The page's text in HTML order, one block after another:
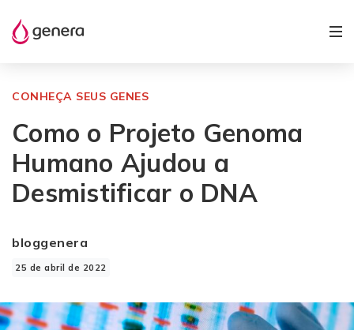
CONHEÇA SEUS GENES
Como o Projeto Genoma
Humano Ajudou a
Desmistificar o DNA
bloggenera
25 de abril de 2022